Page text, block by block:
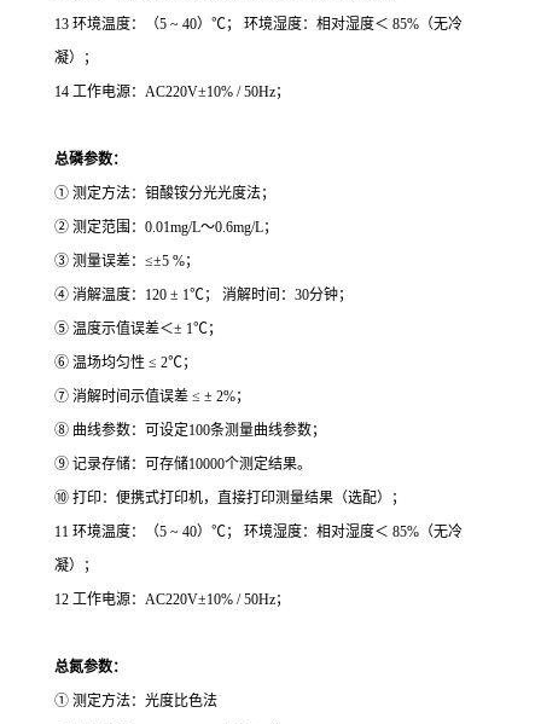
13 环境温度：（5 ~ 40）℃； 环境湿度：相对湿度＜ 85%（无冷
凝）；
14 工作电源：AC220V±10% / 50Hz；
总磷参数：
① 测定方法：钼酸铵分光光度法；
② 测定范围：0.01mg/L～0.6mg/L；
③ 测量误差：≤±5 %；
④ 消解温度：120 ± 1℃； 消解时间：30分钟；
⑤ 温度示值误差＜± 1℃；
⑥ 温场均匀性 ≤ 2℃；
⑦ 消解时间示值误差 ≤ ± 2%；
⑧ 曲线参数：可设定100条测量曲线参数；
⑨ 记录存储：可存储10000个测定结果。
⑩ 打印：便携式打印机，直接打印测量结果（选配）；
11 环境温度：（5 ~ 40）℃； 环境湿度：相对湿度＜ 85%（无冷
凝）；
12 工作电源：AC220V±10% / 50Hz；
总氮参数：
① 测定方法：光度比色法